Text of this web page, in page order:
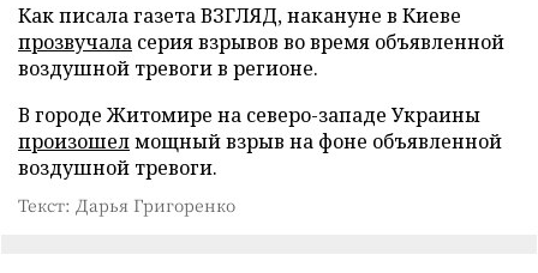
Как писала газета ВЗГЛЯД, накануне в Киеве
прозвучала серия взрывов во время объявленной
воздушной тревоги в регионе.
В городе Житомире на северо-западе Украины
произошелмощный взрыв на фоне объявленной
воздушной тревоги.
Текст: Дарья Григоренко